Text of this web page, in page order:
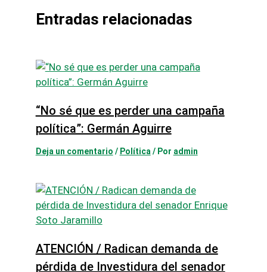
Entradas relacionadas
“No sé que es perder una campaña
política”: Germán Aguirre
Deja un comentario / Política / Por admin
ATENCIÓN / Radican demanda de
pérdida de Investidura del senador